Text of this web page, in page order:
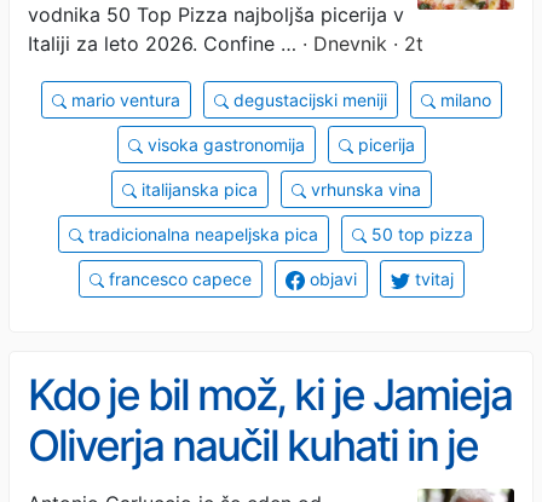
vodnika 50 Top Pizza najboljša picerija v
Italiji za leto 2026. Confine … · Dnevnik · 2t
mario ventura degustacijski meniji milano
visoka gastronomija picerija
italijanska pica vrhunska vina
tradicionalna neapeljska pica 50 top pizza
francesco capece objavi tvitaj
Kdo je bil mož, ki je Jamieja
Oliverja naučil kuhati in je